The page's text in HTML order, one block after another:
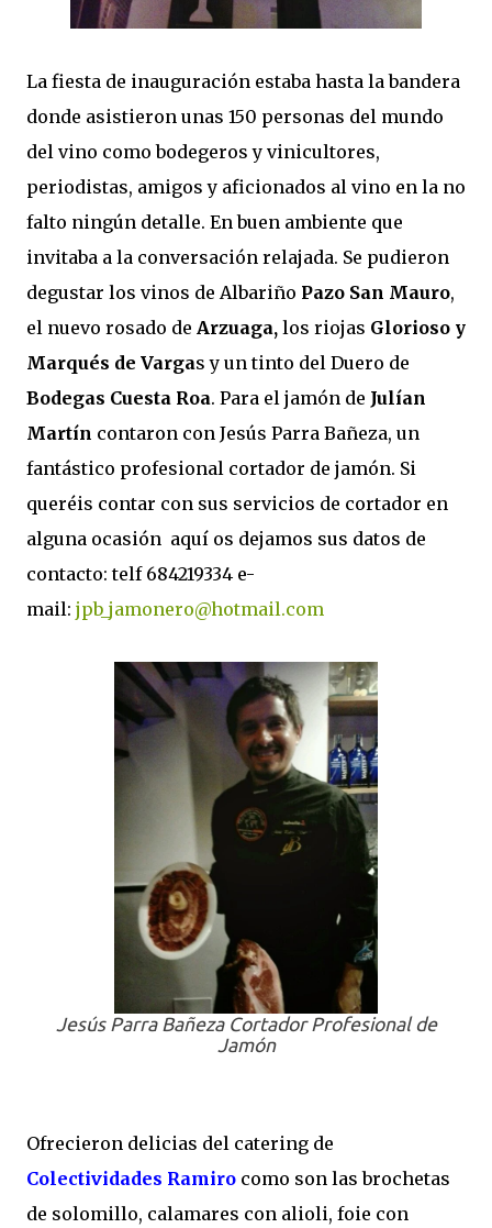
La fiesta de inauguración estaba hasta la bandera
donde asistieron unas 150 personas del mundo
del vino como bodegeros y vinicultores,
periodistas, amigos y aficionados al vino en la no
falto ningún detalle. En buen ambiente que
invitaba a la conversación relajada. Se pudieron
degustar los vinos de Albariño Pazo San Mauro,
el nuevo rosado de Arzuaga, los riojas Glorioso y
Marqués de Vargas y un tinto del Duero de
Bodegas Cuesta Roa. Para el jamón de Julían
Martín contaron con Jesús Parra Bañeza, un
fantástico profesional cortador de jamón. Si
queréis contar con sus servicios de cortador en
alguna ocasión aquí os dejamos sus datos de
contacto: telf 684219334 e-
mail: jpb_jamonero@hotmail.com
Jesús Parra Bañeza Cortador Profesional de
Jamón
Ofrecieron delicias del catering de
Colectividades Ramiro como son las brochetas
de solomillo, calamares con alioli, foie con